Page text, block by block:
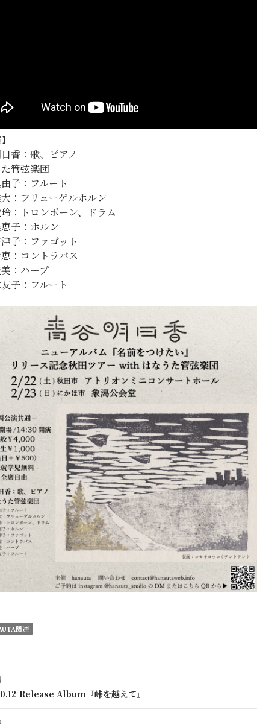
香：歌、ピアノ
管弦楽団
子：フルート
：フリューゲルホルン
：トロンボーン、ドラム
子：ホルン
子：ファゴット
：コントラバス
：ハープ
子：フルート
関連
ビゲーション
Release Album『峠を越えて』